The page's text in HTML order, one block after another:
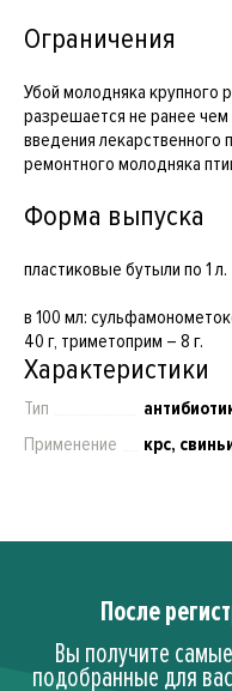
Ограничения
Убой молодняка крупного
разрешается не ранее
введения лекарственного
ремонтного молодняка
Форма выпуска
пластиковые бутыли по 1 л.
в 100 мл:
40 г, триметоприм – 8 г.
Характеристики
Тип
Применение
крс,
После
Вы получите
подобранные для